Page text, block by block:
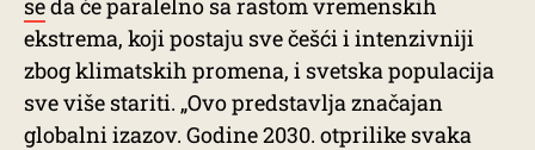
seda će paralelno sa rastom vremenskih
ekstrema, koji postaju sve češći i intenzivniji
zbog klimatskih promena, i svetska populacija
sve više stariti. „Ovo predstavlja značajan
globalni izazov. Godine 2030. otprilike svaka